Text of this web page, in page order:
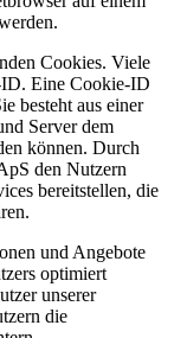
Cookies. Viele
ID. Eine Cookie-ID
besteht aus einer
Server dem
können. Durch
den Nutzern
bereitstellen, die
und Angebote
optimiert
unserer
die